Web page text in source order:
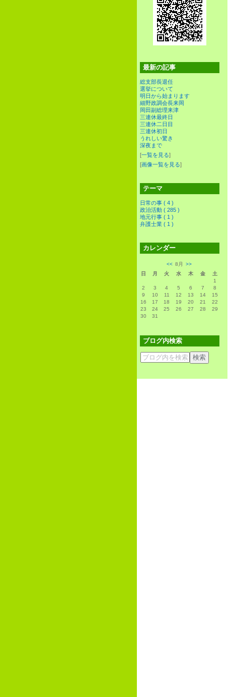
最新の記事
総支部長退任
選挙について
明日から始まります
細野政調会長来岡
岡田副総理来津
三連休最終日
三連休二日目
三連休初日
うれしい驚き
深夜まで
[一覧を見る]
[画像一覧を見る]
テーマ
日常の事 ( 4 )
政治活動 ( 285 )
地元行事 ( 1 )
弁護士業 ( 1 )
カレンダー
<< 8月
>>
日
月 火 水 木 金
土
1
2
3 4 5 6 7
8
9
10 11 12 13 14
15
16
17 18 19 20 21
22
23
24 25 26 27 28
29
30
31
ブログ内検索